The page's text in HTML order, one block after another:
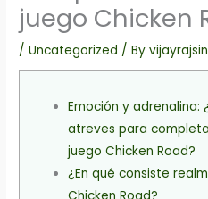
juego Chicken
/Uncategorized / By
Emoción y adrenalina:
atreves para
juego Chicken Road?
¿En qué consiste